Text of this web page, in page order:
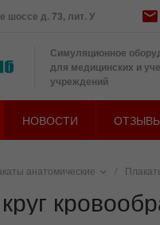
шоссе д. 73, лит. У
Симуляционное
для медицинских и
учреждений
НОВОСТИ
анатомические /